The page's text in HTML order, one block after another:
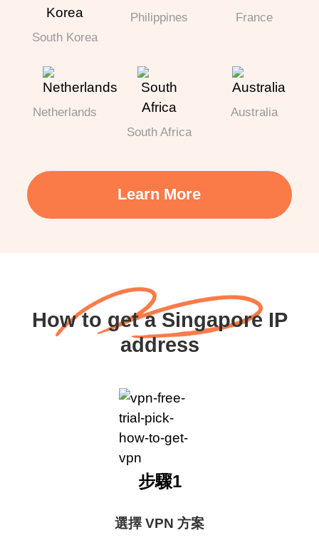
South Korea
Philippines France
Netherlands
South Africa
Australia
Learn More
How to get a Singapore IP
address
選擇 VPN 方案
步驟1